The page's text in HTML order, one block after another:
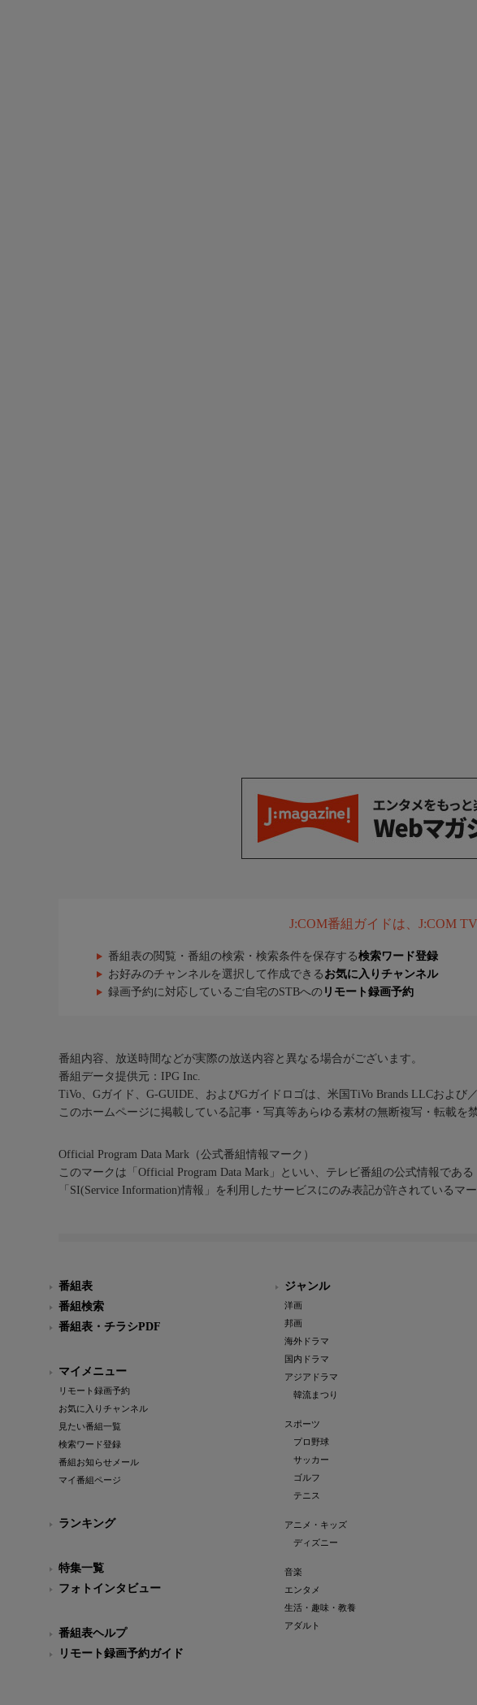
J:COM番組ガイドは、J:COM
番組表の閲覧・番組の検索・検索条件を保存する検索ワード登録
お好みのチャンネルを選択して作成できる お気に入りチャンネル
録画予約に対応しているご自宅のSTBへの リモート録画予約
番組内容、放送時間などが実際の放送内容と異なる場合がございます。
番組データ提供元：IPG Inc.
TiVo、Gガイド、G-GUIDE、およびGガイドロゴは、米国TiVo Brands LLCおよ
このホームページに掲載している記事・写真等あらゆる素材の無断複写・転載を禁
Official Program Data Mark（公式番組情報マーク）
このマークは「Official Program Data Mark」といい、テレビ番組の公式情報である
「SI(Service Information)情報」を利用したサービスにのみ表記が許されているマー
番組表
番組検索
番組表・チラシPDF
マイメニュー
リモート録画予約
お気に入りチャンネル
見たい番組一覧
検索ワード登録
番組お知らせメール
マイ番組ページ
ランキング
特集一覧
フォトインタビュー
番組表ヘルプ
リモート録画予約ガイド
ジャンル
洋画
邦画
海外ドラマ
国内ドラマ
アジアドラマ
韓流まつり
スポーツ
プロ野球
サッカー
ゴルフ
テニス
アニメ・キッズ
ディズニー
音楽
エンタメ
生活・趣味・教養
アダルト